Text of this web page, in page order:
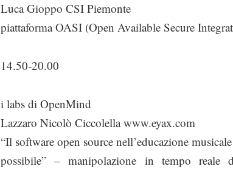
Luca Gioppo CSI Piemonte
piattaforma OASI (Open Available Secure
14.50-20.00
i labs di OpenMind
Lazzaro Nicolò Ciccolella www.eyax.com
“Il software open source nell’educazione
possibile” – manipolazione in tempo